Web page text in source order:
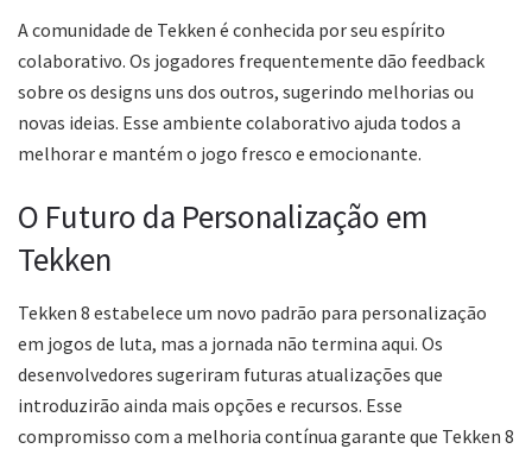
A comunidade de Tekken é conhecida por seu espírito
colaborativo. Os jogadores frequentemente dão feedback
sobre os designs uns dos outros, sugerindo melhorias ou
novas ideias. Esse ambiente colaborativo ajuda todos a
melhorar e mantém o jogo fresco e emocionante.
O Futuro da Personalização em
Tekken
Tekken 8 estabelece um novo padrão para personalização
em jogos de luta, mas a jornada não termina aqui. Os
desenvolvedores sugeriram futuras atualizações que
introduzirão ainda mais opções e recursos. Esse
compromisso com a melhoria contínua garante que Tekken 8